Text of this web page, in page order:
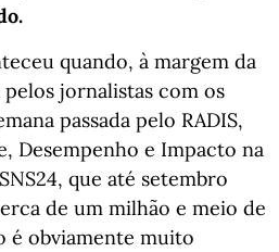
quando, à margem da
jornalistas com os
passada pelo RADIS,
Desempenho e Impacto na
que até setembro
de um milhão e meio de
é obviamente muito